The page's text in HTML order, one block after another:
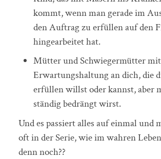
kommt, wenn man gerade im
den Auftrag zu erfüllen auf den
hingearbeitet hat.
Mütter und Schwiegermütter
Erwartungshaltung an dich, die
erfüllen willst oder kannst, aber
ständig bedrängt wirst.
Und es passiert alles auf einmal und
oft in der Serie, wie im wahren
denn noch??